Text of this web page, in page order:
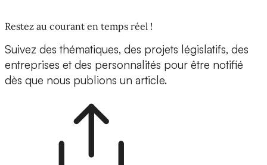
Restez au courant en temps réel !
Suivez des thématiques, des projets législatifs, des
entreprises et des personnalités pour être notifié
dès que nous publions un article.